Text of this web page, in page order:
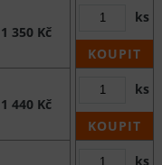
1 350 Kč
ks
KOUPIT
1 440 Kč
ks
KOUPIT
ks